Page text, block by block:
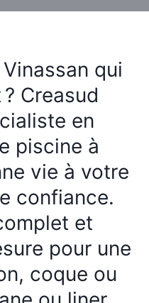
qui
Creasud
en
piscine à
vie à votre
confiance.
et
pour une
coque ou